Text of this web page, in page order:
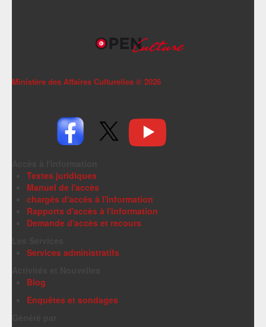
Ministère des Affaires Culturelles © 2026
Textes juridiques
Manuel de l'accès
chargés d'accès à l'information
Rapports d'accès à l'information
Demande d'accès et recours
Services administratifs
Blog
Enquêtes et sondages